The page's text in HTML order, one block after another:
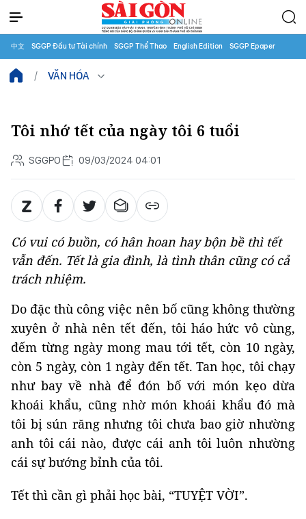
中文 SGGP Đầu tư Tài chính SGGP Thể Thao English Edition SGGP Epaper
VĂN HÓA
Tôi nhớ tết của ngày tôi 6 tuổi
SGGPO 09/03/2024 04:01
Có vui có buồn, có hân hoan hay bộn bề thì tết
vẫn đến. Tết là gia đình, là tình thân cũng có cả
trách nhiệm.
Do đặc thù công việc nên bố cũng không thường
xuyên ở nhà nên tết đến, tôi háo hức vô cùng,
đếm từng ngày mong mau tới tết, còn 10 ngày,
còn 5 ngày, còn 1 ngày đến tết. Tan học, tôi chạy
như bay về nhà để đón bố với món kẹo dừa
khoái khẩu, cũng nhờ món khoái khẩu đó mà
tôi bị sún răng nhưng tôi chưa bao giờ nhường
anh tôi cái nào, được cái anh tôi luôn nhường
cái sự bướng bỉnh của tôi.
Tết thì cần gì phải học bài, “TUYỆT VỜI”.